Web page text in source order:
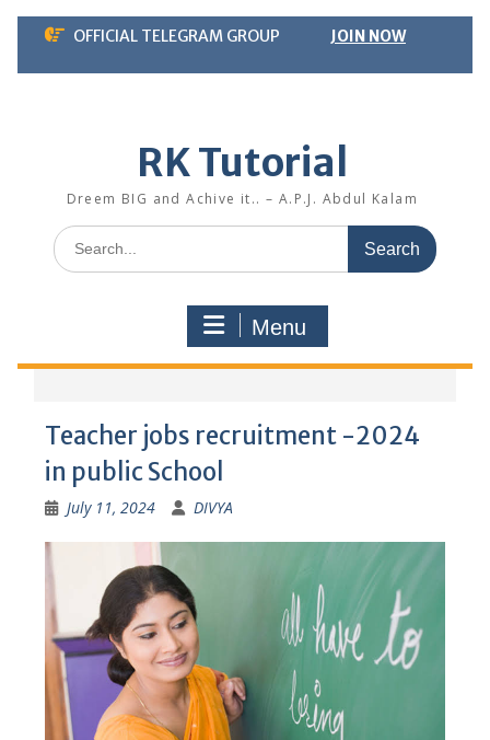
Skip
content
OFFICIAL TELEGRAM GROUP JOIN NOW
RK Tutorial
Dreem BIG and Achive it.. – A.P.J. Abdul Kalam
Search
for:
Menu
Teacher jobs recruitment -2024
in public School
July 11, 2024 DIVYA